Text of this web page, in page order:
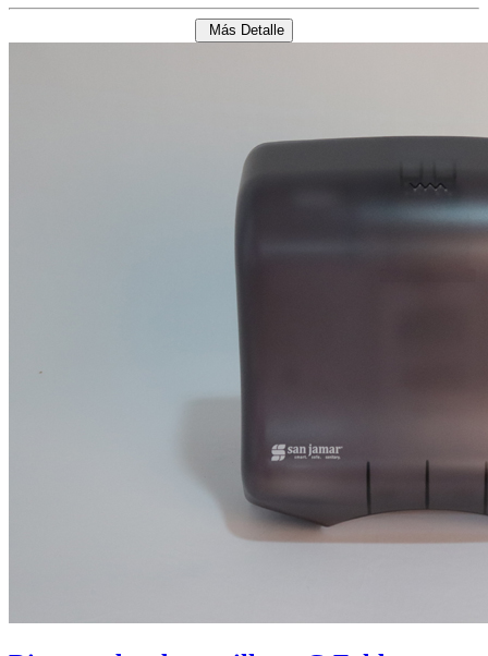
Más Detalle